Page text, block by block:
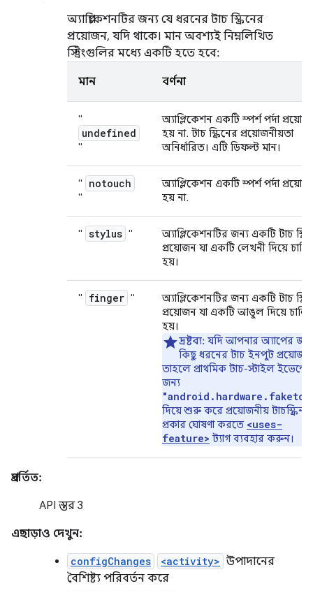
অ্যাপ্লিকেশনটির জন্য যে ধরনের টাচ স্ক্রিনের
প্রয়োজন, যদি থাকে। মান অবশ্যই নিম্নলিখিত
স্ট্রিংগুলির মধ্যে একটি হতে হবে:
মান বর্ণনা
"
undefined
"
অ্যাপ্লিকেশন একটি স্পর্শ পর্দা
হয় না. টাচ স্ক্রিনের প্রয়োজনীয়তা
অনির্ধারিত। এটি ডিফল্ট মান।
" notouch
"
অ্যাপ্লিকেশন একটি স্পর্শ পর্দা
হয় না.
" stylus "
অ্যাপ্লিকেশনটির জন্য একটি টাচ
প্রয়োজন যা একটি লেখনী দিয়ে
হয়।
" finger "
অ্যাপ্লিকেশনটির জন্য একটি টাচ
প্রয়োজন যা একটি আঙুল দিয়ে
হয়।
দ্রষ্টব্য: যদি আপনার অ্যাপের
কিছু ধরনের টাচ ইনপুট
তাহলে প্রাথমিক টাচ-স্টাইল
জন্য
দিয়ে শুরু করে প্রয়োজনীয় টাচস্ক্রিন
প্রকার ঘোষণা করতে <uses-
feature> ট্যাগ ব্যবহার করুন।
প্রবর্তিত:
API স্তর 3
এছাড়াও দেখুন:
configChanges <activity> উপাদানের
বৈশিষ্ট্য পরিবর্তন করে